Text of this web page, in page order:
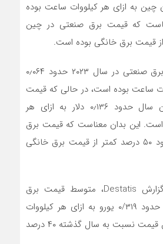
۰٫۰۶۴ یوان چین به ازای هر کیلووات ساعت بوده
که قیمت برق صنعتی در چین
در آمریکا نیز قیمت برق صنعتی در سال ۲۰۲۳ حدود ۰٫۰۶۴
ساعت بوده است، در حالی که قیمت
برق خانگی در همان سال حدود ۰٫۱۳۶ دلار به ازای هر
این بدان معناست که قیمت برق
صنعتی در آمریکا حدود ۵۰ درصد کمتر از قیمت برق خانگی
در آلمان بر اساس گزارش Destatis، متوسط قیمت برق
خانگی در سال ۲۰۲۳ حدود ۰/۳۱۹ یورو به ازای هر کیلووات
ساعت بوده است. این قیمت نسبت به سال گذشته ۴۰ درصد